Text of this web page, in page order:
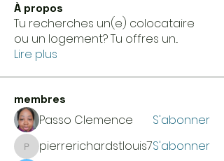
À propos
Tu recherches un(e) colocataire
ou un logement? Tu offres un...
Lire plus
membres
Passo Clemence S'abonner
pierrerichardstlouis7
pierrerichardstlouis7S'abonner